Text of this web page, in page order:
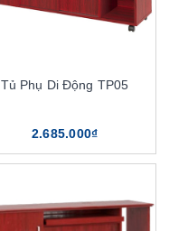
Tủ Phụ Di Động TP05
2.685.000₫